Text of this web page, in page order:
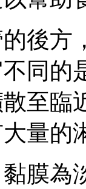
方
同的
至臨
量的
為